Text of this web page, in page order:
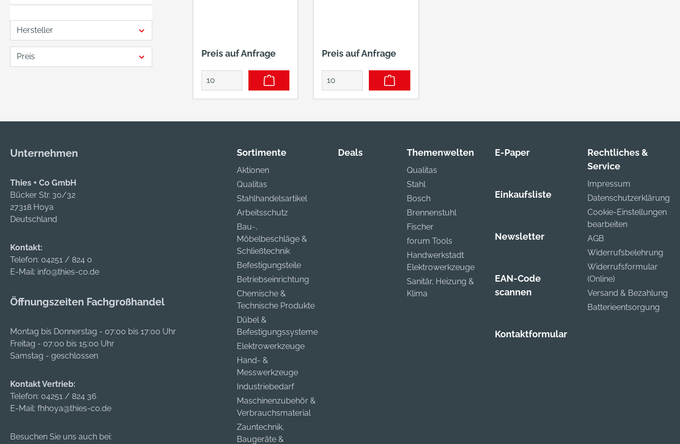
Hersteller
Preis Preis auf Anfrage Preis auf Anfrage
Unternehmen
Thies + Co GmbH
Bücker Str. 30/32
27318 Hoya
Deutschland
Kontakt:
Telefon: 04251 / 824 0
E-Mail: info@thies-co.de
Öffnungszeiten Fachgroßhandel
Montag bis Donnerstag - 07:00 bis 17:00 Uhr
Freitag - 07:00 bis 15:00 Uhr
Samstag - geschlossen
Kontakt Vertrieb:
Telefon: 04251 / 824 36
E-Mail: fhhoya@thies-co.de
Besuchen Sie uns auch bei:
Sortimente
Aktionen
Qualitas
Stahlhandelsartikel
Arbeitsschutz
Bau-,
Möbelbeschläge &
Schließtechnik
Befestigungsteile
Betriebseinrichtung
Chemische &
Technische Produkte
Dübel &
Befestigungssysteme
Elektrowerkzeuge
Hand- &
Messwerkzeuge
Industriebedarf
Maschinenzubehör &
Verbrauchsmaterial
Zauntechnik,
Baugeräte &
Deals Themenwelten
Qualitas
Stahl
Bosch
Brennenstuhl
Fischer
forum Tools
Handwerkstadt
Elektrowerkzeuge
Sanitär, Heizung &
Klima
E-Paper
Einkaufsliste
Newsletter
EAN-Code
scannen
Kontaktformular
Rechtliches &
Service
Impressum
Datenschutzerklärung
Cookie-Einstellungen
bearbeiten
AGB
Widerrufsbelehrung
Widerrufsformular
(Online)
Versand & Bezahlung
Batterieentsorgung